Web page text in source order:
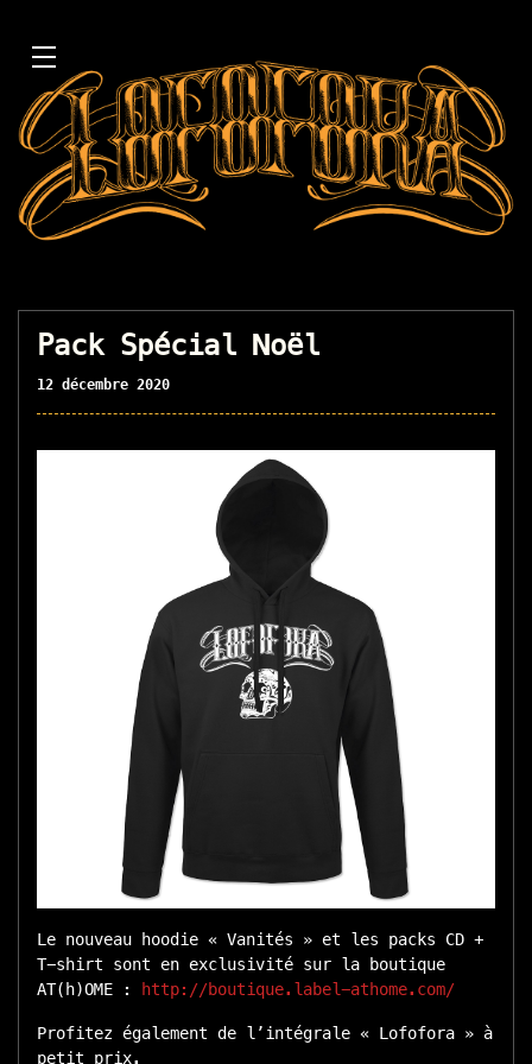
Pack Spécial Noël
12 décembre 2020
Le nouveau hoodie « Vanités » et les packs CD +
T-shirt sont en exclusivité sur la boutique
AT(h)OME :
http://boutique.label-athome.com/
Profitez également de l’intégrale « Lofofora » à
petit prix.